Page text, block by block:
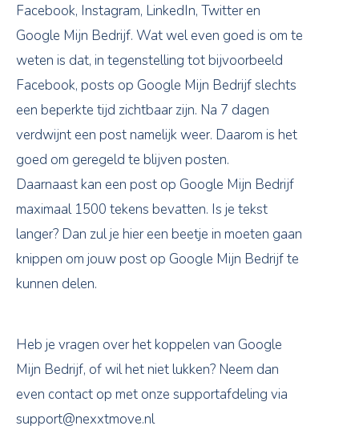
Facebook, Instagram, LinkedIn, Twitter en
Google Mijn Bedrijf. Wat wel even goed is om te
weten is dat, in tegenstelling tot bijvoorbeeld
Facebook, posts op Google Mijn Bedrijf slechts
een beperkte tijd zichtbaar zijn. Na 7 dagen
verdwijnt een post namelijk weer. Daarom is het
goed om geregeld te blijven posten.
Daarnaast kan een post op Google Mijn Bedrijf
maximaal 1500 tekens bevatten. Is je tekst
langer? Dan zul je hier een beetje in moeten gaan
knippen om jouw post op Google Mijn Bedrijf te
kunnen delen.
Heb je vragen over het koppelen van Google
Mijn Bedrijf, of wil het niet lukken? Neem dan
even contact op met onze supportafdeling via
support@nexxtmove.nl